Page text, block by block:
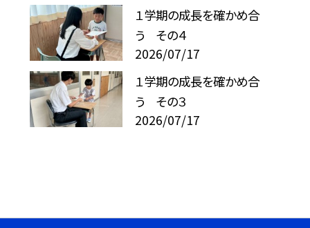
１学期の成長を確かめ合
う その４
2026/07/17
１学期の成長を確かめ合
う その３
2026/07/17